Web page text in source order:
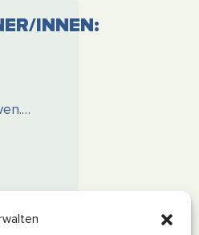
INNEN:
silke.betz@hueckelhoven.de